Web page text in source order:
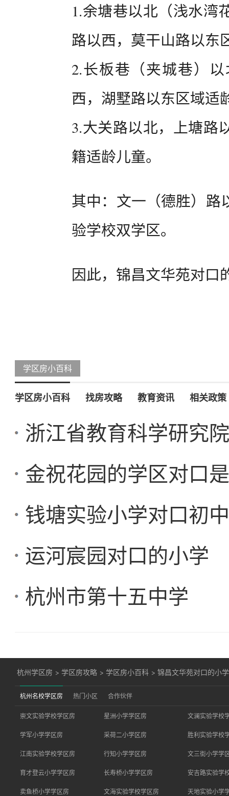
1.余塘巷以北（浅水湾
路以西，莫干山路以东
2.长板巷（夹城巷）
西，湖墅路以东区域适
3.大关路以北，上塘路
籍适龄儿童。
其中：文一（德胜）路
验学校双学区。
因此，锦昌文华苑对口
学区房小百科
学区房小百科 找房攻略 教育资讯 相关政策
浙江省教育科学研究
金祝花园的学区对口
钱塘实验小学对口初
运河宸园对口的小学
杭州市第十五中学
杭州学区房 > 学区房攻略 > 学区房小百科 >锦昌文华苑对口的小学
杭州名校学区房 热门小区 合作伙伴
崇文实验学校学区房 星洲小学学区房 文澜实验学校
学军小学学区房 采荷二小学区房 胜利实验学校
江南实验学校学区房 行知小学学区房 文三街小学学
育才登云小学学区房 长寿桥小学学区房 安吉路实验学
卖鱼桥小学学区房 文海实验学校学区房 天地实验小学